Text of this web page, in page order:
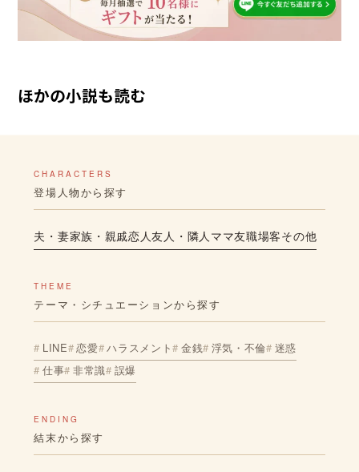
ほかの小説も読む
CHARACTERS
登場人物から探す
夫・妻家族・親戚恋人友人・隣人 ママ友職場客その他
THEME
テーマ・シチュエーションから探す
LINE 恋愛 ハラスメント 金銭 浮気・不倫 迷惑
仕事 非常識 誤爆
ENDING
結末から探す